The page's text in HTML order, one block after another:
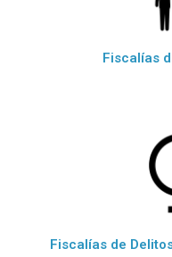
Fiscalías
Fiscalías de